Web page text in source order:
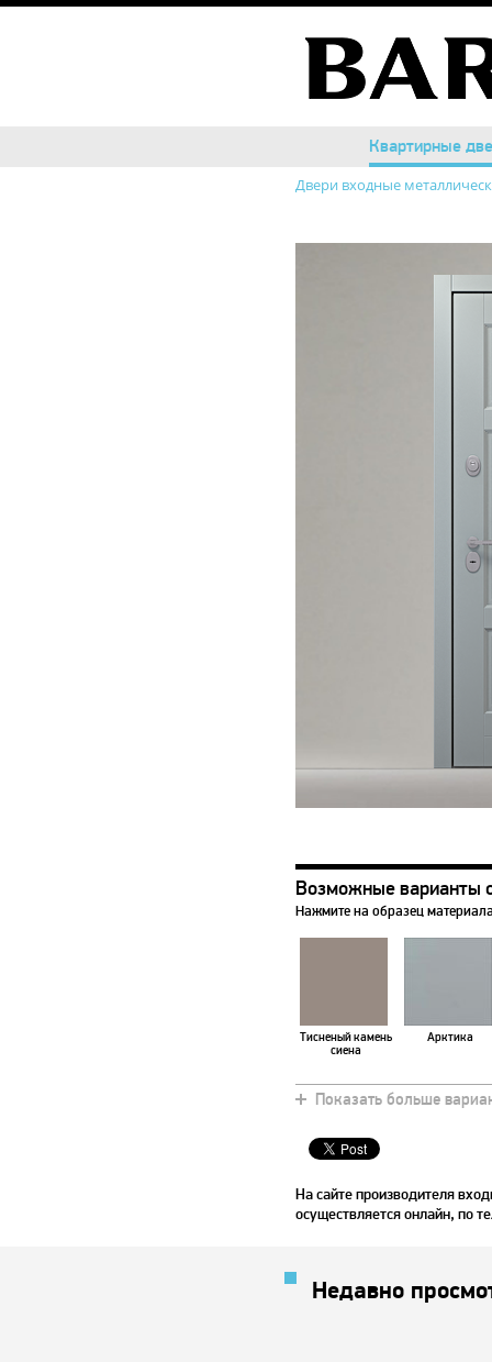
Квартирные
Квартирные
Двери входные
Возможные варианты
Нажмите на образец
Тисненый камень
сиена
Арктика
Мурена
Красное дерево Чили
Показать больше
На сайте производителя
осуществляется онлайн, по
Недавно